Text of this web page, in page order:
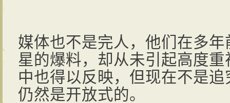
媒体也不是完人，他们在多
星的爆料，却从未引起高度
中也得以反映，但现在不是
仍然是开放式的。